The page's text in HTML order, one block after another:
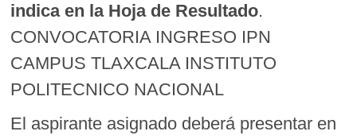
indica en la Hoja de Resultado.
CONVOCATORIA INGRESO IPN
CAMPUS TLAXCALA INSTITUTO
POLITECNICO NACIONAL
El aspirante asignado deberá presentar en